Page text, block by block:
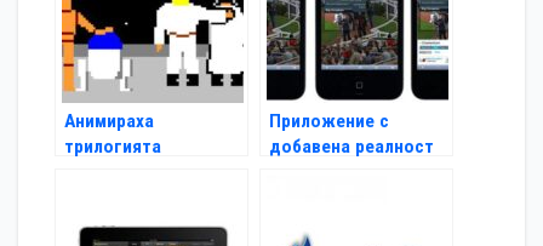
Анимираха
трилогията
Приложение с
добавена реалност